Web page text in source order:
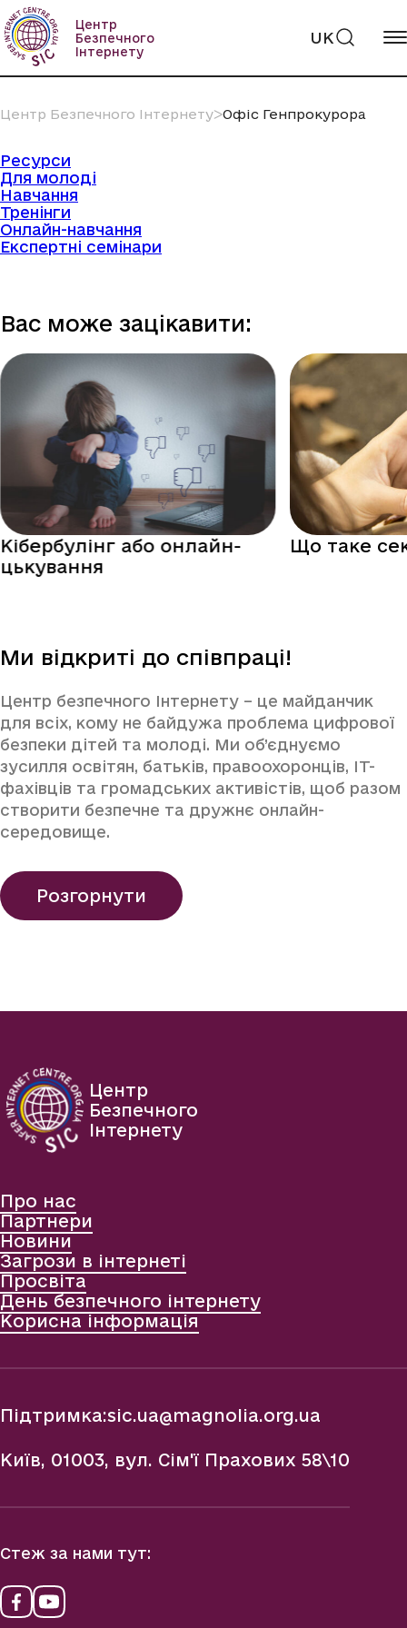
Пропустити
вміст
Центр
Безпечного
Інтернету
UK
Центр Безпечного ІнтернетуᐳОфіс Генпрокурора
Ресурси
Для молоді
Навчання
Тренінги
Онлайн-навчання
Експертні семінари
Вас може зацікавити:
Кібербулінг або онлайн-
цькування
Що таке
Ми відкриті до співпраці!
Центр безпечного Інтернету – це майданчик
для всіх, кому не байдужа проблема цифрової
безпеки дітей та молоді. Ми об’єднуємо
зусилля освітян, батьків, правоохоронців, IT-
фахівців та громадських активістів, щоб разом
створити безпечне та дружнє онлайн-
середовище.
Розгорнути
Центр
Безпечного
Інтернету
Про нас
Партнери
Новини
Загрози в інтернеті
Просвіта
День безпечного інтернету
Корисна інформація
Підтримка:sic.ua@magnolia.org.ua
Київ, 01003, вул. Сім'ї Прахових 58\10
Стеж за нами тут: